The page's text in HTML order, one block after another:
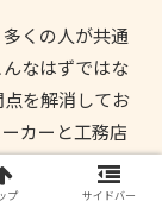
くの人が共通
なはずではな
を解消してお
カーと工務店
ます。
プ サイドバー